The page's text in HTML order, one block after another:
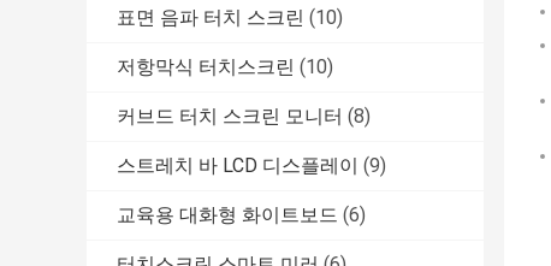
표면 음파 터치 스크린 (10)
저항막식 터치스크린 (10)
커브드 터치 스크린 모니터 (8)
스트레치 바 LCD 디스플레이 (9)
교육용 대화형 화이트보드 (6)